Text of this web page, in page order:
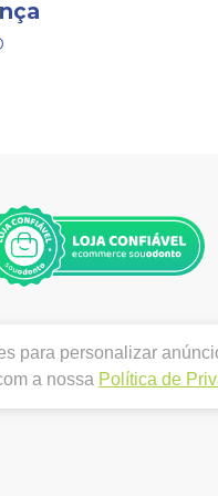
/ SP - CEP 04102-
| Política de
o valor válido é o do
para personalizar
a nossa Política de